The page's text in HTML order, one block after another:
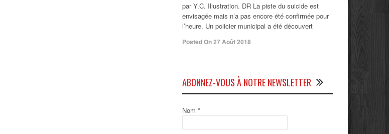
par Y.C. Illustration. DR La piste du suicide est
envisagée mais n’a pas encore été confirmée pour
l’heure. Un policier municipal a été découvert
Posted On 27 Août 2018
ABONNEZ-VOUS À NOTRE NEWSLETTER
Nom *